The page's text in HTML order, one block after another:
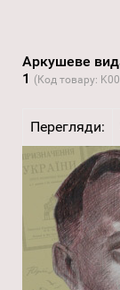
Аркушеве
1 (Код товару:
Перегляди: